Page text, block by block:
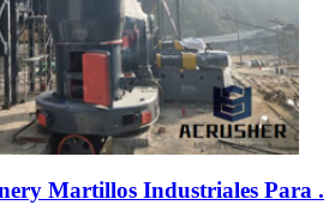
Martillos Industriales Para .